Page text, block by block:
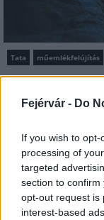
Fejérvár - Do
If you wish to
processing of
targeted
section to
opt-out request is
interest-based
Tata műemlékfelújítás
Történelmi táj,
megújul a tatai
műemlékek,
Várkanyarban álló